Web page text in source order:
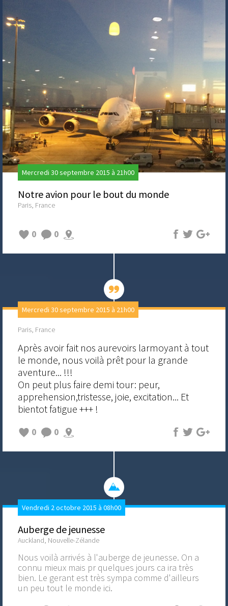
Mercredi 30 septembre 2015 à 21h00
Notre avion pour le bout du monde
Paris, France
0 0
Mercredi 30 septembre 2015 à 21h00
Paris, France
Après avoir fait nos aurevoirs larmoyant à tout
le monde, nous voilà prêt pour la grande
aventure... !!!
On peut plus faire demi tour: peur,
apprehension,tristesse, joie, excitation... Et
bientot fatigue +++ !
0 0
Vendredi 2 octobre 2015 à 08h00
Auberge de jeunesse
Auckland, Nouvelle-Zélande
Nous voilà arrivés à l'auberge de jeunesse. On a
connu mieux mais pr quelques jours ca ira très
bien. Le gerant est très sympa comme d'ailleurs
un peu tout le monde ici.